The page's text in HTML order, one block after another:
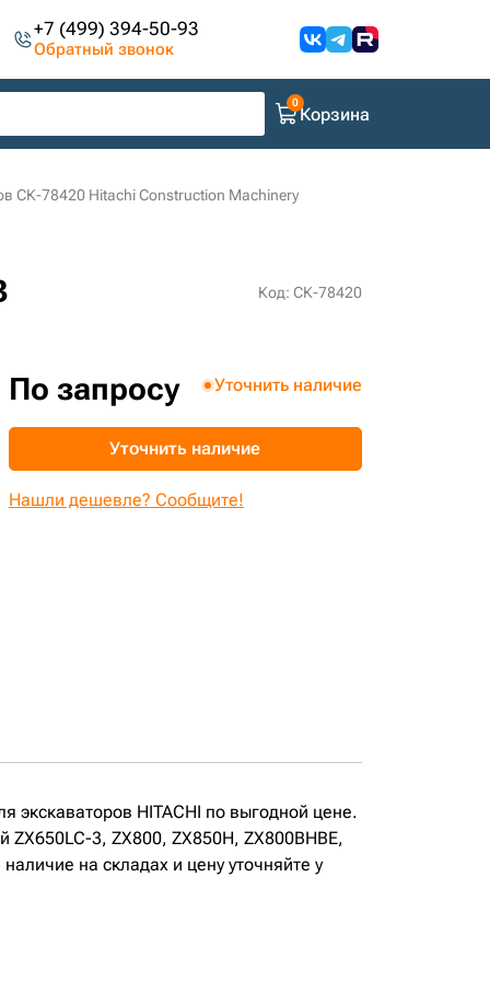
+7 (499) 394-50-93
Обратный звонок
Корзина
СК-78420 Hitachi Construction Machinery
Код: СК-78420
По запросу Уточнить наличие
Уточнить наличие
Нашли дешевле? Сообщите!
экскаваторов HITACHI по выгодной цене.
3, ZX800, ZX850H, ZX800BHBE,
на складах и цену уточняйте у